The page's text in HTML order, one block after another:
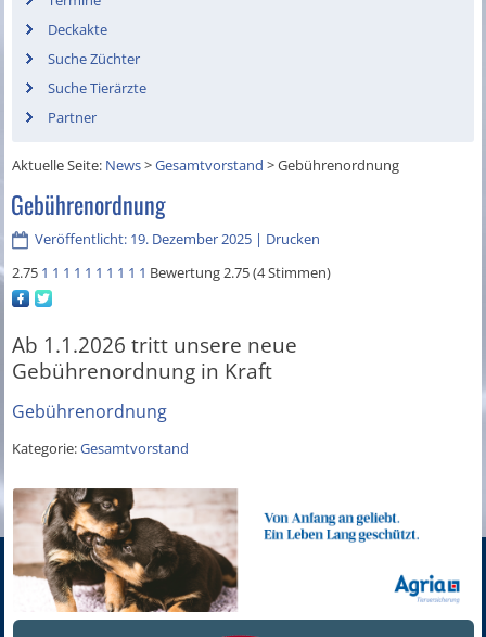
Deckakte
Suche Züchter
Suche Tierärzte
Partner
Aktuelle Seite: News>Gesamtvorstand >Gebührenordnung
Gebührenordnung
Veröffentlicht: 19. Dezember 2025 | Drucken
2.75 1 1 1 1 1 1 1 1 1 1 Bewertung 2.75 (4 Stimmen)
Ab 1.1.2026 tritt unsere neue
Gebührenordnung in Kraft
Gebührenordnung
Kategorie:Gesamtvorstand